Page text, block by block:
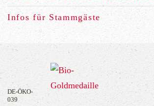
Infos für Stammgäste
DE-ÖKO-
039